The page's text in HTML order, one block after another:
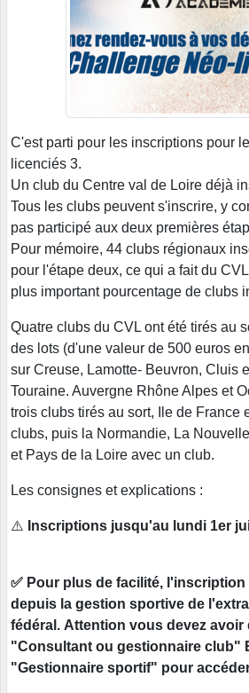
C'est parti pour les inscriptions pour
licenciés 3.
Un club du Centre val de Loire déjà
Tous les clubs peuvent s'inscrire, y
pas participé aux deux premières
Pour mémoire, 44 clubs régionaux
pour l'étape deux, ce qui a fait du
plus important pourcentage de clubs
Quatre clubs du CVL ont été tirés au
des lots (d'une valeur de 500 euros
sur Creuse, Lamotte- Beuvron, Cluis
Touraine. Auvergne Rhône Alpes et
trois clubs tirés au sort, Ile de France
clubs, puis la Normandie, La
et Pays de la Loire avec un club.
Les consignes et explications :
⚠️ Inscriptions jusqu'au lundi 1er
✅ Pour plus de facilité,
depuis la gestion sportive de
fédéral. Attention vous devez avoir
"Consultant ou gestionnaire club"
"Gestionnaire sportif" pour